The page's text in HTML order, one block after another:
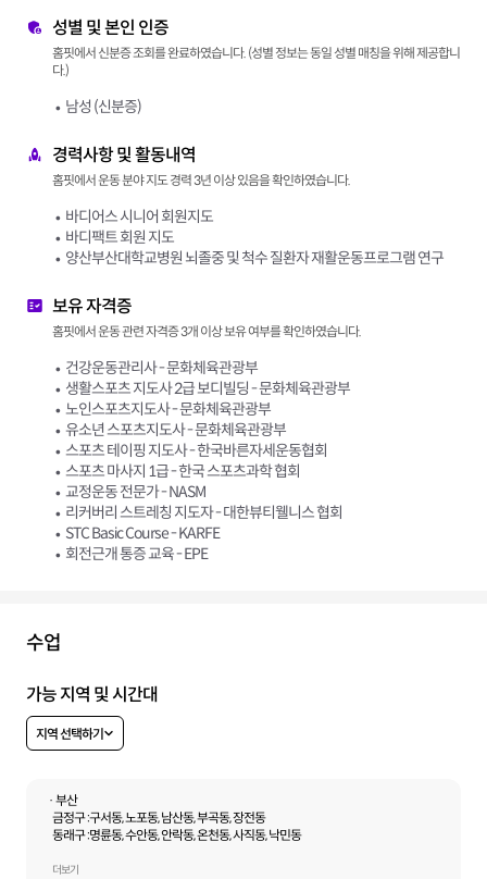
성별 및 본인 인증
홈핏에서 신분증 조회를 완료하였습니다. (성별 정보는 동일 성별 매칭을 위해 제공합니
다.)
남성 (신분증)
경력사항 및 활동내역
홈핏에서 운동 분야 지도 경력 3년 이상 있음을 확인하였습니다.
바디어스 시니어 회원지도
바디팩트 회원 지도
양산부산대학교병원 뇌졸중 및 척수 질환자 재활운동프로그램 연구
보유 자격증
홈핏에서 운동 관련 자격증 3개 이상 보유 여부를 확인하였습니다.
건강운동관리사 - 문화체육관광부
생활스포츠 지도사 2급 보디빌딩 - 문화체육관광부
노인스포츠지도사 - 문화체육관광부
유소년 스포츠지도사 - 문화체육관광부
스포츠 테이핑 지도사 - 한국바른자세운동협회
스포츠 마사지 1급 - 한국 스포츠과학 협회
교정운동 전문가 - NASM
리커버리 스트레칭 지도자 - 대한뷰티웰니스 협회
STC Basic Course - KARFE
회전근개 통증 교육 - EPE
수업
가능 지역 및 시간대
지역 선택하기
· 부산
금정구 :구서동, 노포동, 남산동, 부곡동, 장전동
동래구 :명륜동, 수안동, 안락동, 온천동, 사직동, 낙민동
더보기